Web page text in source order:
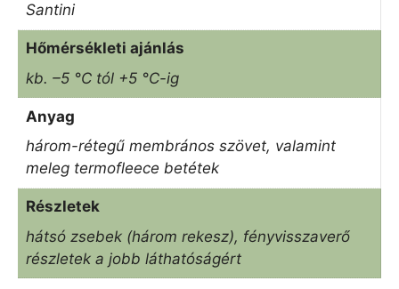
Santini
Hőmérsékleti ajánlás
kb. –5 °C tól +5 °C-ig
Anyag
három-rétegű membrános szövet, valamint
meleg termofleece betétek
Részletek
hátsó zsebek (három rekesz), fényvisszaverő
részletek a jobb láthatóságért